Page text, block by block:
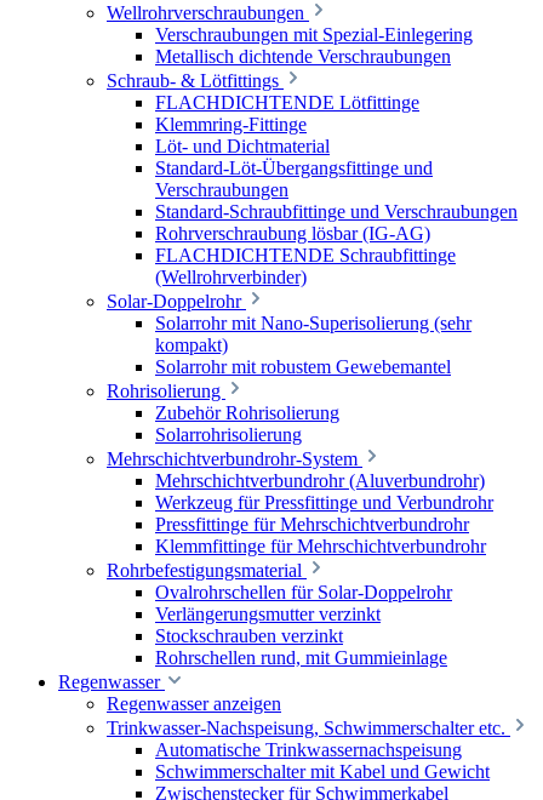
Wellrohrverschraubungen
Verschraubungen mit Spezial-Einlegering
Metallisch dichtende Verschraubungen
Schraub- & Lötfittings
FLACHDICHTENDE Lötfittinge
Klemmring-Fittinge
Löt- und Dichtmaterial
Standard-Löt-Übergangsfittinge und
Verschraubungen
Standard-Schraubfittinge und Verschraubungen
Rohrverschraubung lösbar (IG-AG)
FLACHDICHTENDE Schraubfittinge
(Wellrohrverbinder)
Solar-Doppelrohr
Solarrohr mit Nano-Superisolierung (sehr
kompakt)
Solarrohr mit robustem Gewebemantel
Rohrisolierung
Zubehör Rohrisolierung
Solarrohrisolierung
Mehrschichtverbundrohr-System
Mehrschichtverbundrohr (Aluverbundrohr)
Werkzeug für Pressfittinge und Verbundrohr
Pressfittinge für Mehrschichtverbundrohr
Klemmfittinge für Mehrschichtverbundrohr
Rohrbefestigungsmaterial
Ovalrohrschellen für Solar-Doppelrohr
Verlängerungsmutter verzinkt
Stockschrauben verzinkt
Rohrschellen rund, mit Gummieinlage
Regenwasser
Regenwasser anzeigen
Trinkwasser-Nachspeisung, Schwimmerschalter etc.
Automatische Trinkwassernachspeisung
Schwimmerschalter mit Kabel und Gewicht
Zwischenstecker für Schwimmerkabel